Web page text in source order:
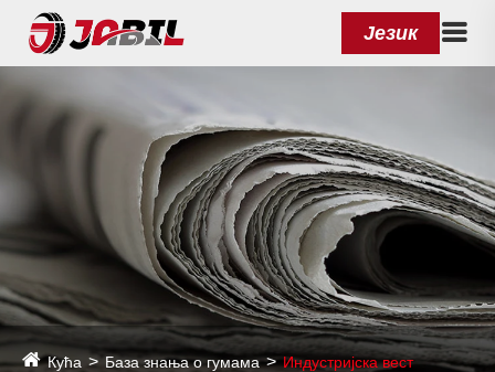
Језик
Кућа База знања о гумама Индустријска вест